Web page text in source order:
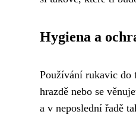
Hygiena a
Používání rukavic do
hrazdě nebo se
a v neposlední řadě